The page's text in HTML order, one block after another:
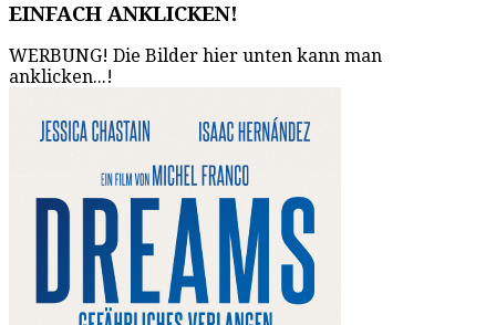
EINFACH ANKLICKEN!
WERBUNG! Die Bilder hier unten kann man
anklicken...!